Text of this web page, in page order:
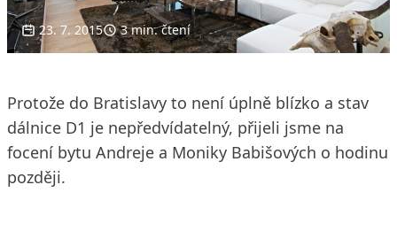
23. 7. 2015 3 min. čtení
Protože do Bratislavy to není úplně blízko a stav
dálnice D1 je nepředvídatelný, přijeli jsme na
focení bytu Andreje a Moniky Babišových o hodinu
později.